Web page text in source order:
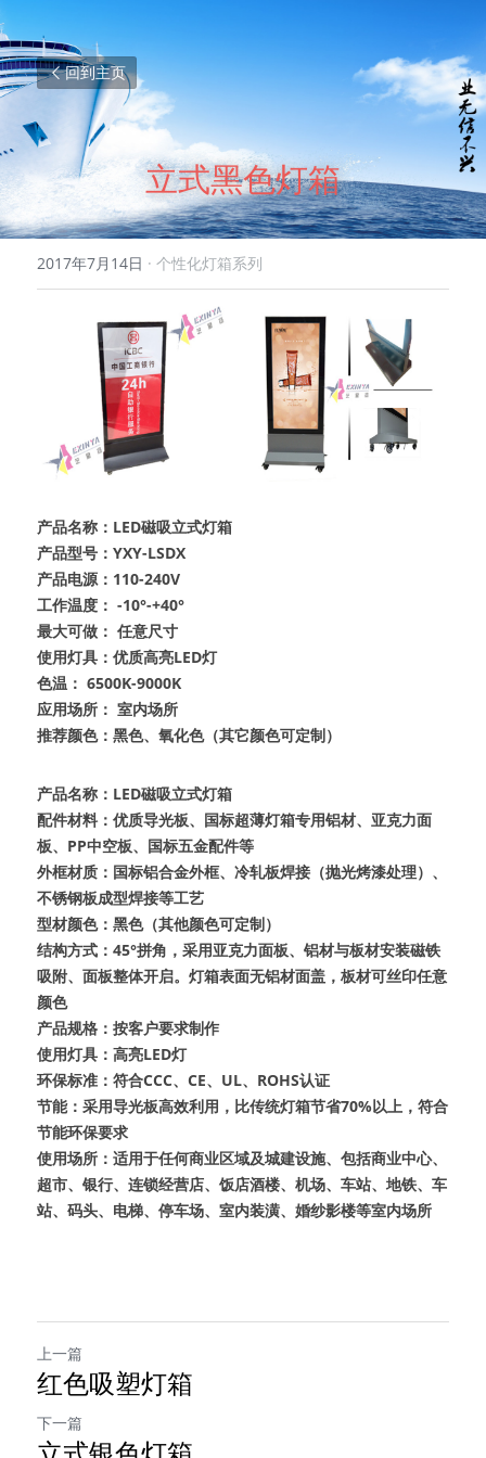
回到主页
立式黑色灯箱
2017年7月14日 · 个性化灯箱系列
产品名称：LED磁吸立式灯箱
产品型号：YXY-LSDX
产品电源：110-240V
工作温度： -10°-+40°
最大可做： 任意尺寸
使用灯具：优质高亮LED灯
色温： 6500K-9000K
应用场所： 室内场所
推荐颜色：黑色、氧化色（其它颜色可定制）
产品名称：LED磁吸立式灯箱
配件材料：优质导光板、国标超薄灯箱专用铝材、亚克力面
板、PP中空板、国标五金配件等
外框材质：国标铝合金外框、冷轧板焊接（抛光烤漆处理）、
不锈钢板成型焊接等工艺
型材颜色：黑色（其他颜色可定制）
结构方式：45°拼角，采用亚克力面板、铝材与板材安装磁铁
吸附、面板整体开启。灯箱表面无铝材面盖，板材可丝印任意
颜色
产品规格：按客户要求制作
使用灯具：高亮LED灯
环保标准：符合CCC、CE、UL、ROHS认证
节能：采用导光板高效利用，比传统灯箱节省70%以上，符合
节能环保要求
使用场所：适用于任何商业区域及城建设施、包括商业中心、
超市、银行、连锁经营店、饭店酒楼、机场、车站、地铁、车
站、码头、电梯、停车场、室内装潢、婚纱影楼等室内场所
上一篇
红色吸塑灯箱
下一篇